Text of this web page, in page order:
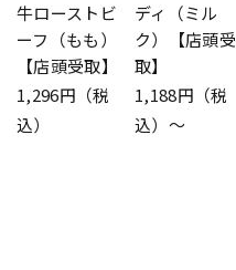
牛ローストビ
ーフ（もも）
【店頭受取】
1,296円（税
込）
ディ（ミル
ク）【店頭受
取】
1,188円（税
込）～